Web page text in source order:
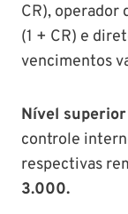
CR), operador
(1 + CR) e
vencimentos
Nível superior
controle
respectivas
3.000.